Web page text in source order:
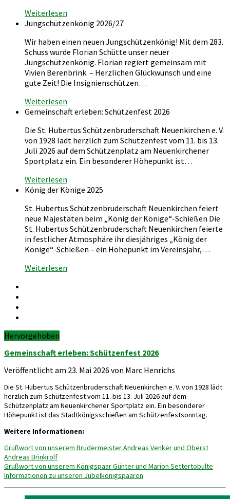
Weiterlesen
Jungschützenkönig 2026/27
Wir haben einen neuen Jungschützenkönig! Mit dem 283.
Schuss wurde Florian Schütte unser neuer
Jungschützenkönig. Florian regiert gemeinsam mit
Vivien Berenbrink. – Herzlichen Glückwunsch und eine
gute Zeit! Die Insignienschützen…
Weiterlesen
Gemeinschaft erleben: Schützenfest 2026
Die St. Hubertus Schützenbruderschaft Neuenkirchen e. V.
von 1928 lädt herzlich zum Schützenfest vom 11. bis 13.
Juli 2026 auf dem Schützenplatz am Neuenkirchener
Sportplatz ein. Ein besonderer Höhepunkt ist…
Weiterlesen
König der Könige 2025
St. Hubertus Schützenbruderschaft Neuenkirchen feiert
neue Majestäten beim „König der Könige“-Schießen Die
St. Hubertus Schützenbruderschaft Neuenkirchen feierte
in festlicher Atmosphäre ihr diesjähriges „König der
Könige“-Schießen – ein Höhepunkt im Vereinsjahr,…
Weiterlesen
Hervorgehoben
Gemeinschaft erleben: Schützenfest 2026
Veröffentlicht am 23. Mai 2026 von Marc Henrichs
Die St. Hubertus Schützenbruderschaft Neuenkirchen e. V. von 1928 lädt
herzlich zum Schützenfest vom 11. bis 13. Juli 2026 auf dem
Schützenplatz am Neuenkirchener Sportplatz ein. Ein besonderer
Höhepunkt ist das Stadtkönigsschießen am Schützenfestsonntag.
Weitere Informationen:
Grußwort von unserem Brudermeister Andreas Venker und Oberst
Andreas Brinkrolf
Grußwort von unserem Königspaar Günter und Marion Settertobulte
Informationen zu unseren Jubelkönigspaaren